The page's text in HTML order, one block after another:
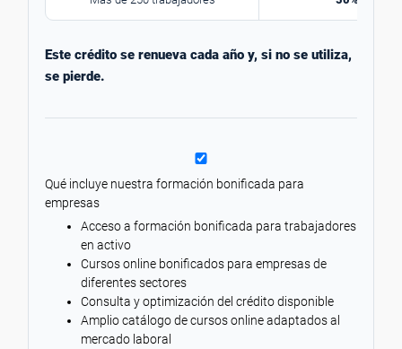
Este crédito se renueva cada año y, si no se utiliza,
se pierde.
Qué incluye nuestra formación bonificada para
empresas
Acceso a formación bonificada para trabajadores
en activo
Cursos online bonificados para empresas de
diferentes sectores
Consulta y optimización del crédito disponible
Amplio catálogo de cursos online adaptados al
mercado laboral